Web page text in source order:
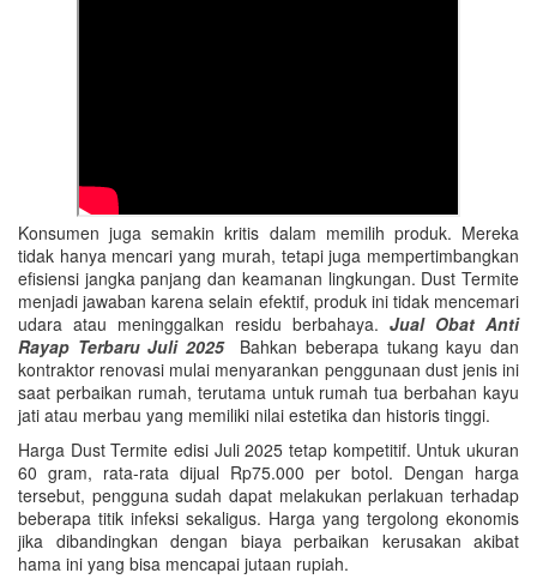
Konsumen juga semakin kritis dalam memilih produk. Mereka
tidak hanya mencari yang murah, tetapi juga mempertimbangkan
efisiensi jangka panjang dan keamanan lingkungan. Dust Termite
menjadi jawaban karena selain efektif, produk ini tidak mencemari
udara atau meninggalkan residu berbahaya. Jual Obat Anti
Rayap Terbaru Juli 2025Bahkan beberapa tukang kayu dan
kontraktor renovasi mulai menyarankan penggunaan dust jenis ini
saat perbaikan rumah, terutama untuk rumah tua berbahan kayu
jati atau merbau yang memiliki nilai estetika dan historis tinggi.
Harga Dust Termite edisi Juli 2025 tetap kompetitif. Untuk ukuran
60 gram, rata-rata dijual Rp75.000 per botol. Dengan harga
tersebut, pengguna sudah dapat melakukan perlakuan terhadap
beberapa titik infeksi sekaligus. Harga yang tergolong ekonomis
jika dibandingkan dengan biaya perbaikan kerusakan akibat
hama ini yang bisa mencapai jutaan rupiah.